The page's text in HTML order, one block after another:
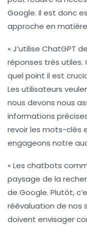
Google. Il est donc
approche en
« J’utilise ChatGPT
réponses très
quel point il est
Les utilisateurs
nous devons nous
informations
revoir les mots-clés
engageons notre
« Les chatbots
paysage de la
de Google. Plutôt,
réévaluation de nos
doivent envisager